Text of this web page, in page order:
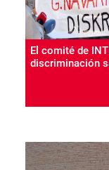
El comité de
discriminación